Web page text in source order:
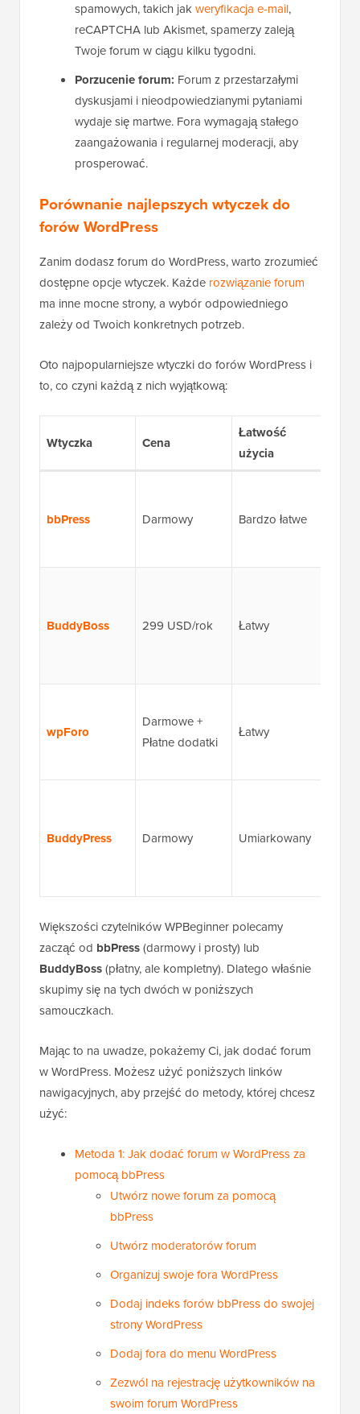
spamowych, takich jakweryfikacja e-mail,
reCAPTCHA lub Akismet, spamerzy zaleją
Twoje forum w ciągu kilku tygodni.
Porzucenie forum: Forum z przestarzałymi
dyskusjami i nieodpowiedzianymi pytaniami
wydaje się martwe. Fora wymagają stałego
zaangażowania i regularnej moderacji, aby
prosperować.
Porównanie najlepszych wtyczek do
forów WordPress
Zanim dodasz forum do WordPress, warto zrozumieć
dostępne opcje wtyczek. Każde rozwiązanie forum
ma inne mocne strony, a wybór odpowiedniego
zależy od Twoich konkretnych potrzeb.
Oto najpopularniejsze wtyczki do forów WordPress i
to, co czyni każdą z nich wyjątkową:
Wtyczka Cena
Łatwość
użycia
bbPress Darmowy Bardzo łatwe
BuddyBoss 299 USD/rok Łatwy
wpForo
Darmowe +
Płatne dodatki
Łatwy
BuddyPress Darmowy Umiarkowany
Większości czytelników WPBeginner polecamy
zacząć od bbPress(darmowy i prosty) lub
BuddyBoss(płatny, ale kompletny). Dlatego właśnie
skupimy się na tych dwóch w poniższych
samouczkach.
Mając to na uwadze, pokażemy Ci, jak dodać forum
w WordPress. Możesz użyć poniższych linków
nawigacyjnych, aby przejść do metody, której chcesz
użyć:
Metoda 1: Jak dodać forum w WordPress za
pomocą bbPress
Utwórz nowe forum za pomocą
bbPress
Utwórz moderatorów forum
Organizuj swoje fora WordPress
Dodaj indeks forów bbPress do swojej
strony WordPress
Dodaj fora do menu WordPress
Zezwól na rejestrację użytkowników na
swoim forum WordPress